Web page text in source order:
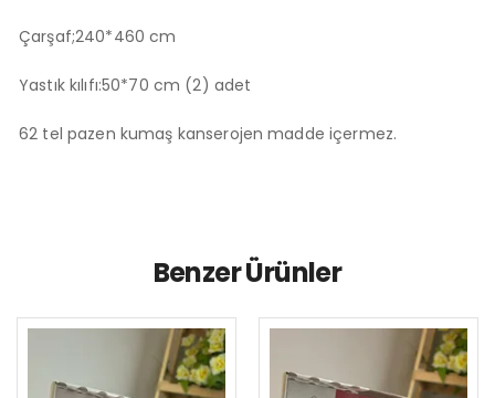
Çarşaf;240*460 cm
Yastık kılıfı:50*70 cm (2) adet
62 tel pazen kumaş kanserojen madde içermez.
Benzer Ürünler